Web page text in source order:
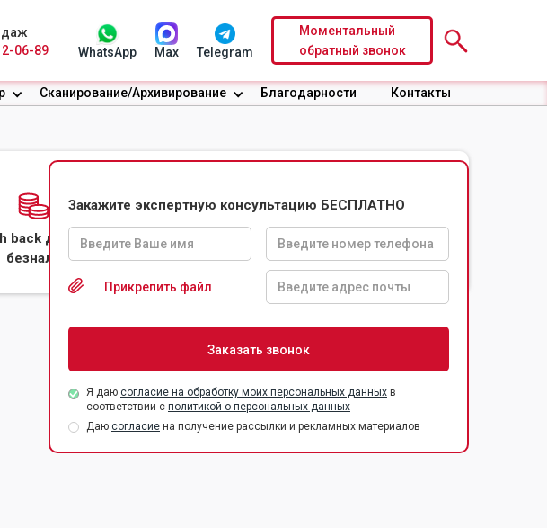
06-89
WhatsApp Max Telegram
Моментальный
обратный звонок
Сканирование/Архивирование Благодарности Контакты
back даже с
безнала
Безопасность
информации
Доверительные
условия по
договору
Закажите экспертную консультацию БЕСПЛАТНО
Прикрепить файл
Я даю согласие на обработку моих персональных данных в
соответствии с политикой о персональных данных
Даю согласие на получение рассылки и рекламных материалов